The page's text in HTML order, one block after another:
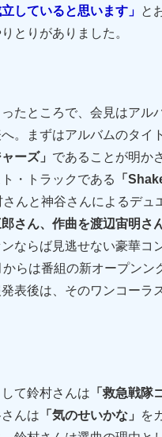
していると思います」 と
とりがありました。
たところで、会見はアル
。まずはアルバムのタイ
ーズ」 であることが明か
・トラックである
「
んと神谷さんによるデュ
さん、作曲を渡辺宙明さ
ならば見逃せない豪華コ
らは番組の新オープンン
表後は、そのワンコーラ
て鈴村さんは 「救急戦隊
さんは 「気のせいかな」
を